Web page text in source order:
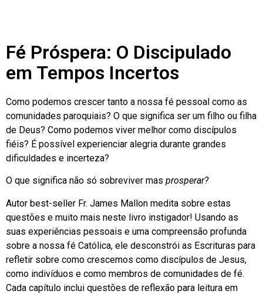
Fé Próspera: O Discipulado
em Tempos Incertos
Como podemos crescer tanto a nossa fé pessoal como as
comunidades paroquiais? O que significa ser um filho ou filha
de Deus? Como podemos viver melhor como discípulos
fiéis? É possível experienciar alegria durante grandes
dificuldades e incerteza?
O que significa não só sobreviver mas prosperar?
Autor best-seller Fr. James Mallon medita sobre estas
questões e muito mais neste livro instigador! Usando as
suas experiências pessoais e uma compreensão profunda
sobre a nossa fé Católica, ele desconstrói as Escrituras para
refletir sobre como crescemos como discípulos de Jesus,
como indivíduos e como membros de comunidades de fé.
Cada capítulo inclui questões de reflexão para leitura em